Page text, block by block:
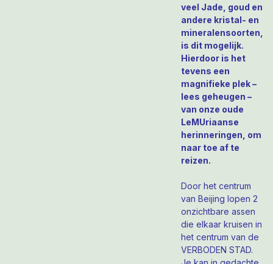
veel Jade, goud en
andere kristal- en
mineralensoorten,
is dit mogelijk.
Hierdoor is het
tevens een
magnifieke plek –
lees geheugen –
van onze oude
LeMUriaanse
herinneringen, om
naar toe af te
reizen.
Door het centrum
van Beijing lopen 2
onzichtbare assen
die elkaar kruisen in
het centrum van de
VERBODEN STAD.